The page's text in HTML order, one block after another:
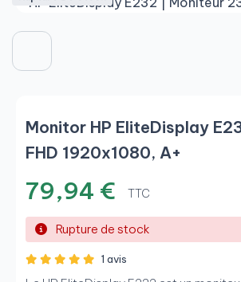
Monitor HP EliteDisplay
FHD 1920x1080, A+
79,94 € TTC
Rupture de stock
1 avis